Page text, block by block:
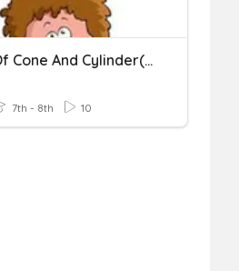
Volume Of Cone And Cylinder(Tri-Lingual)
7th - 8th 10